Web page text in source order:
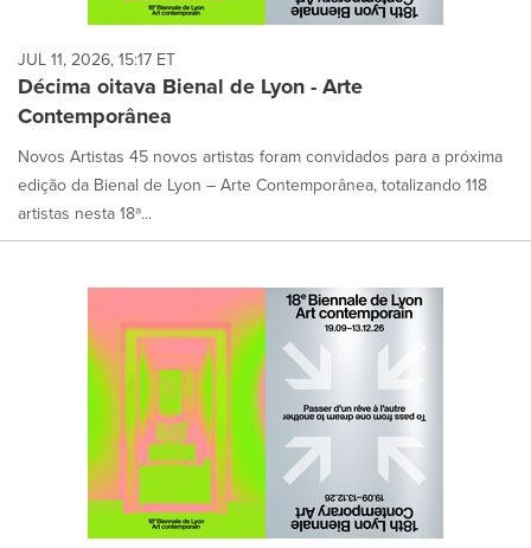
each
option
is
selected.
JUL 11, 2026, 15:17 ET
Décima oitava Bienal de Lyon - Arte
Contemporânea
Novos Artistas 45 novos artistas foram convidados para a próxima
edição da Bienal de Lyon – Arte Contemporânea, totalizando 118
artistas nesta 18ª...